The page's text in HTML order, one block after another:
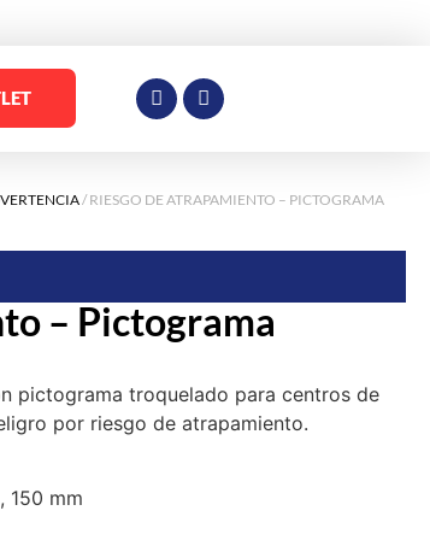
/ RIESGO DE ATRAPAMIENTO – PICTOGRAMA
– Pictograma
pictograma troquelado para centros de
por riesgo de atrapamiento.
150 mm